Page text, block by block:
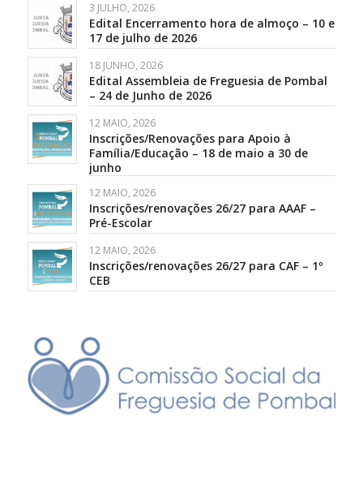
3 JULHO, 2026
Edital Encerramento hora de almoço – 10 e
17 de julho de 2026
18 JUNHO, 2026
Edital Assembleia de Freguesia de Pombal
– 24 de Junho de 2026
12 MAIO, 2026
Inscrições/Renovações para Apoio à
Família/Educação – 18 de maio a 30 de
junho
12 MAIO, 2026
Inscrições/renovações 26/27 para AAAF –
Pré-Escolar
12 MAIO, 2026
Inscrições/renovações 26/27 para CAF – 1º
CEB